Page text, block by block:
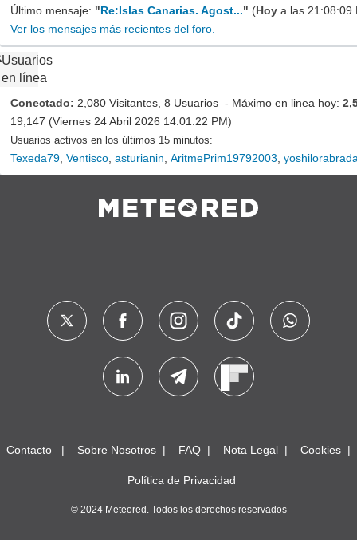
Último mensaje: "Re:Islas Canarias. Agost..." (Hoy a las 21:08:09
Ver los mensajes más recientes del foro.
Usuarios
en línea
Conectado: 2,080 Visitantes, 8 Usuarios - Máximo en linea hoy:
19,147 (Viernes 24 Abril 2026 14:01:22 PM)
Usuarios activos en los últimos 15 minutos:
Texeda79 Ventisco asturianin AritmePrim19792003
Contacto Sobre Nosotros FAQ Nota Legal Cookies
Política de Privacidad
© 2024 Meteored. Todos los derechos reservados